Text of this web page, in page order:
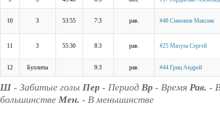
10 3 53:55 7:3 рав. #48 Симонов Максим
11 3 55:30 8:3 рав. #25 Мазула Сергей
12 Буллиты 9:3 рав. #44 Гриц Андрей
Ш - Забитые голы Пер - Период Вр - Время Рав. -
большинстве Мен. - В меньшинстве